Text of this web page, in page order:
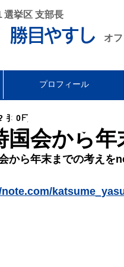
選挙区 支部長
目やすし オ
• セ
プロフィール
国会から年
月30日
から年末までの考えを